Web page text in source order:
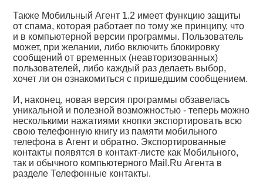
Также Мобильный Агент 1.2 имеет функцию защиты
от спама, которая работает по тому же принципу, что
и в компьютерной версии программы. Пользователь
может, при желании, либо включить блокировку
сообщений от временных (неавторизованных)
пользователей, либо каждый раз делаеть выбор,
хочет ли он ознакомиться с пришедшим сообщением.
И, наконец, новая версия программы обзавелась
уникальной и полезной возможностью - теперь можно
несколькими нажатиями кнопки экспортировать всю
свою телефонную книгу из памяти мобильного
телефона в Агент и обратно. Экспортированные
контакты появятся в контакт-листе как Мобильного,
так и обычного компьютерного Mail.Ru Агента в
разделе Телефонные контакты.